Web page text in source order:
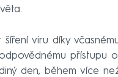
viru díky
přístupu
den, během více